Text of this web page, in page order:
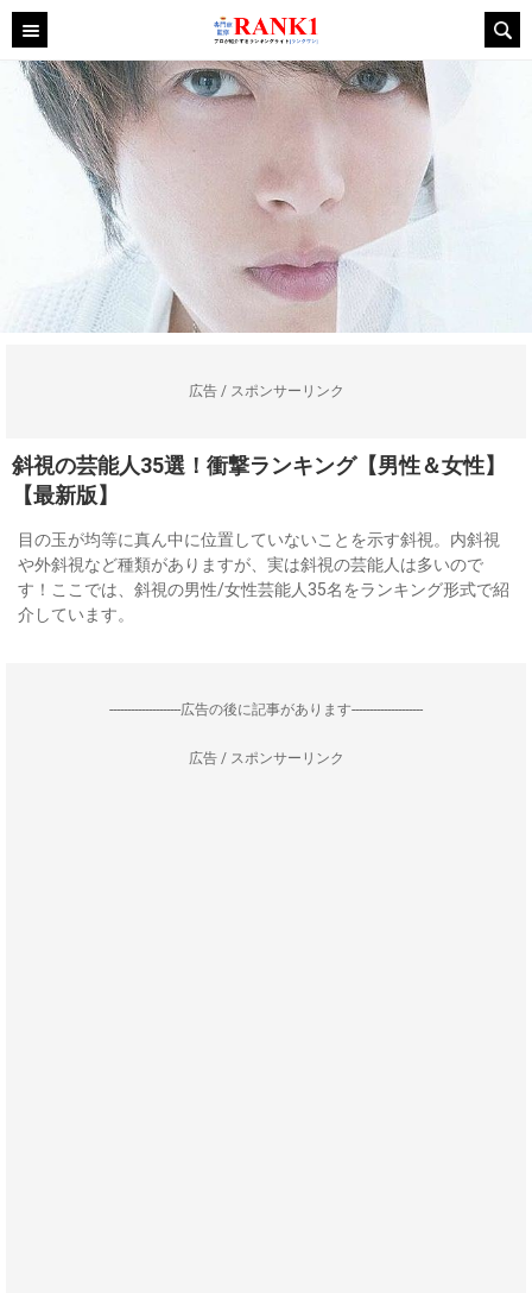
広告 / スポンサーリンク
斜視の芸能人35選！衝撃ランキング【男性＆女性】
【最新版】
目の玉が均等に真ん中に位置していないことを示す斜視。内斜視
や外斜視など種類がありますが、実は斜視の芸能人は多いので
す！ここでは、斜視の男性/女性芸能人35名をランキング形式で紹
介しています。
--------------------広告の後に記事があります--------------------
広告 / スポンサーリンク